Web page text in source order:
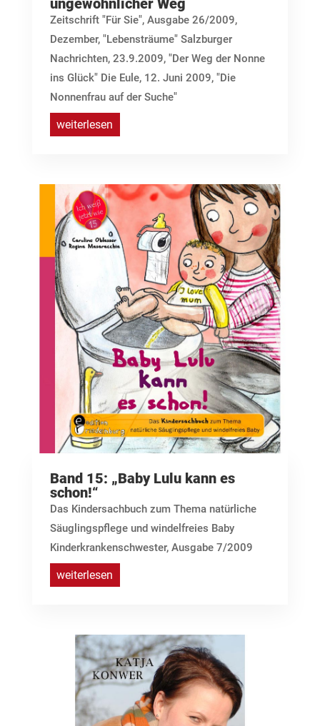
ungewöhnlicher Weg
Zeitschrift "Für Sie", Ausgabe 26/2009,
Dezember, "Lebensträume" Salzburger
Nachrichten, 23.9.2009, "Der Weg der Nonne
ins Glück" Die Eule, 12. Juni 2009, "Die
Nonnenfrau auf der Suche"
weiterlesen
Band 15: „Baby Lulu kann es
schon!“
Das Kindersachbuch zum Thema natürliche
Säuglingspflege und windelfreies Baby
Kinderkrankenschwester, Ausgabe 7/2009
weiterlesen